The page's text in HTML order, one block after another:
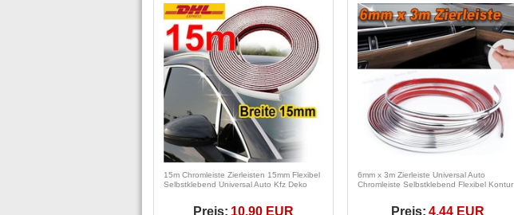
15m Chromleiste Zierleisten 15mm Flexibel
Selbstklebend Universal Auto Kfz Deko
Preis: 10,90 EUR
6mm x 3m Zierleiste Universal Auto
Chromleiste Selbstklebend Flexibel Kontur
Preis: 4,44 EUR